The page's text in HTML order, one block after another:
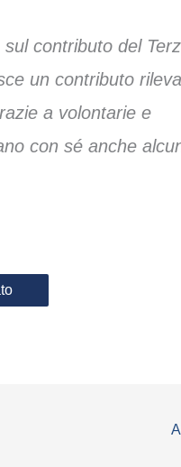
contributo del
un contributo
a volontarie e
con sé anche